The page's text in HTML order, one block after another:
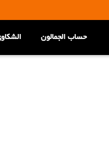
حساب الجمالون